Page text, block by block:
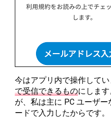
今はアプリ内で操作してい
で受信できるものにしま
が、私は主に PC ユーザ
ードで入力したからです。